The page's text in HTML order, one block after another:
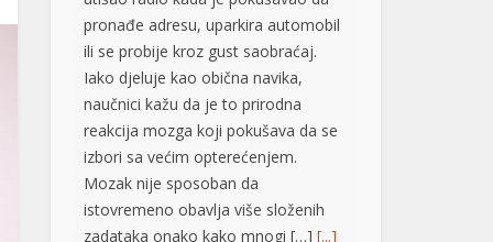
pronađe adresu, uparkira automobil
ili se probije kroz gust saobraćaj.
Iako djeluje kao obična navika,
naučnici kažu da je to prirodna
reakcija mozga koji pokušava da se
izbori sa većim opterećenjem.
Mozak nije sposoban da
istovremeno obavlja više složenih
zadataka onako kako mnogi […] [...]